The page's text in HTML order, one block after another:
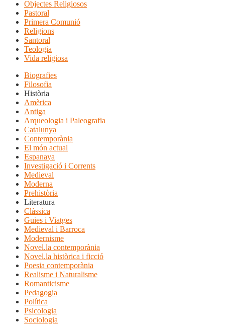
Objectes Religiosos
Pastoral
Primera Comunió
Religions
Santoral
Teologia
Vida religiosa
Biografies
Filosofia
Història
Amèrica
Antiga
Arqueologia i Paleografia
Catalunya
Contemporània
El món actual
Espanaya
Investigació i Corrents
Medieval
Moderna
Prehistòria
Literatura
Clàssica
Guies i Viatges
Medieval i Barroca
Modernisme
Novel.la contemporània
Novel.la històrica i ficció
Poesia contemporània
Realisme i Naturalisme
Romanticisme
Pedagogia
Política
Psicologia
Sociologia